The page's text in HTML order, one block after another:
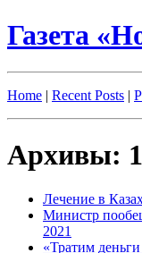
Газета
Home | Recent Posts |
Архивы:
Лечение в
Министр
2021
«Тратим